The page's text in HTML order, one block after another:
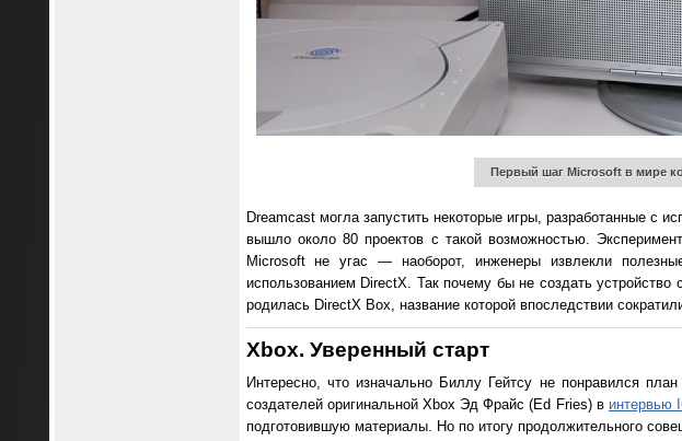
Первый шаг Microsoft в мире
Dreamcast могла запустить некоторые игры, разработанные с
вышло около 80 проектов с такой возможностью.
Microsoft не угас — наоборот, инженеры извлекли
использованием DirectX. Так почему бы не создать
родилась DirectX Box, название которой впоследствии
Xbox. Уверенный старт
Интересно, что изначально Биллу Гейтсу не понравился
создателей оригинальной Xbox Эд Фрайс (Ed Fries) в интервью
подготовившую материалы. Но по итогу продолжительного